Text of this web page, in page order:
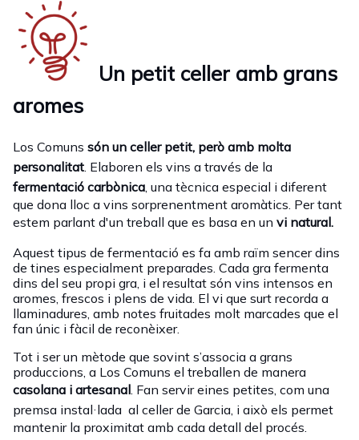
Un petit celler amb grans
aromes
Los Comuns són un celler petit, però amb molta
personalitat . Elaboren els vins a través de la
fermentació carbònica , una tècnica especial i diferent
que dona lloc a vins sorprenentment aromàtics. Per tant
estem parlant d'un treball que es basa en un vi natural.
Aquest tipus de fermentació es fa amb raïm sencer dins
de tines especialment preparades. Cada gra fermenta
dins del seu propi gra, i el resultat són vins intensos en
aromes, frescos i plens de vida. El vi que surt recorda a
llaminadures, amb notes fruitades molt marcades que el
fan únic i fàcil de reconèixer.
Tot i ser un mètode que sovint s’associa a grans
produccions, a Los Comuns el treballen de manera
casolana i artesanal . Fan servir eines petites, com una
premsa instal·lada al celler de Garcia, i això els permet
mantenir la proximitat amb cada detall del procés.